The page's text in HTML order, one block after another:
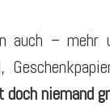
auch –
niemand